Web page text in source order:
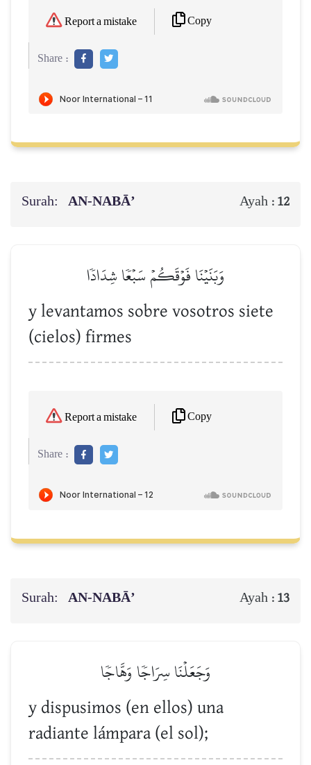
Report a mistake Copy
Share :
Surah: AN-NABĀ’ Ayah : 12
وَبَنَيۡنَا فَوۡقَكُمۡ سَبۡعٗا شِدَادٗا
y levantamos sobre vosotros siete
(cielos) firmes
Report a mistake Copy
Share :
Surah: AN-NABĀ’ Ayah : 13
وَجَعَلۡنَا سِرَاجٗا وَهَّاجٗا
y dispusimos (en ellos) una
radiante lámpara (el sol);